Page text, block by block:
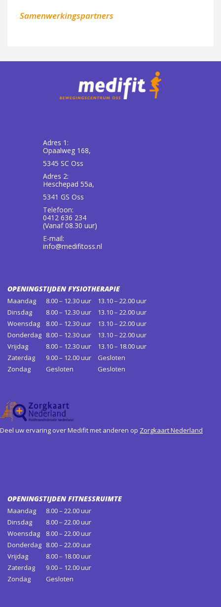
Samenwerkingspartners
Adres 1:
Opaalweg 168,
5345 SC Oss
Adres 2:
Heschepad 55a,
5341 GS Oss
Telefoon:
0412 636 234
(Vanaf 08.30 uur)
E-mail:
info@medifitoss.nl
OPENINGSTIJDEN FYSIOTHERAPIE
Maandag 8.00 – 12.30 uur
13.10 – 22.00 uur
Dinsdag
8.00 – 12.30 uur
13.10 – 22.00 uur
Woensdag
8.00 – 12.30 uur
13.10 – 22.00 uur
Donderdag 8.00 – 12.30 uur
13.10 – 22.00 uur
Vrijdag
8.00 – 12.30 uur
13.10 – 18.00 uur
Zaterdag
9.00 – 12.00 uur
Gesloten
Zondag
Gesloten Gesloten
Deel uw ervaring over Medifit met anderen op Zorgkaart Nederland
OPENINGSTIJDEN FITNESSRUIMTE
Maandag
8.00 – 22.00 uur
Dinsdag
8.00 – 22.00 uur
Woensdag
8.00 – 22.00 uur
Donderdag 8.00 – 22.00 uur
Vrijdag
8.00 – 18.00 uur
Zaterdag
9.00 – 12.00 uur
Zondag
Gesloten